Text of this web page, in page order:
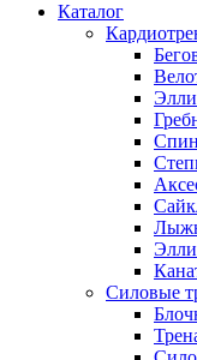
Каталог
Силовые